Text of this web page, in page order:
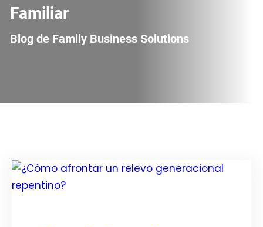
Familiar
Blog de Family Business Solutions